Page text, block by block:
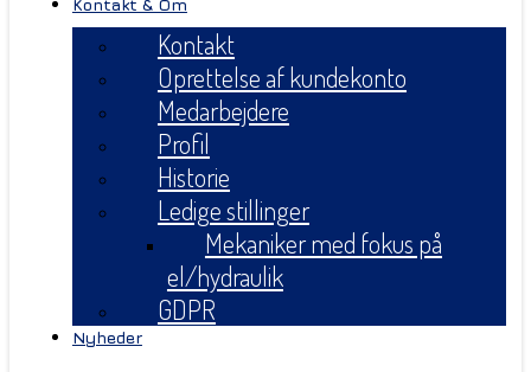
Kontakt & Om
Kontakt
Oprettelse af kundekonto
Medarbejdere
Profil
Historie
Ledige stillinger
Mekaniker med fokus på
el/hydraulik
GDPR
Nyheder